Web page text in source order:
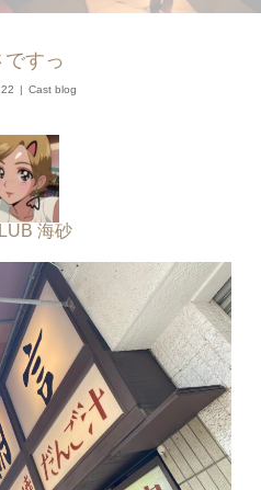
ですっ
Cast blog
海砂